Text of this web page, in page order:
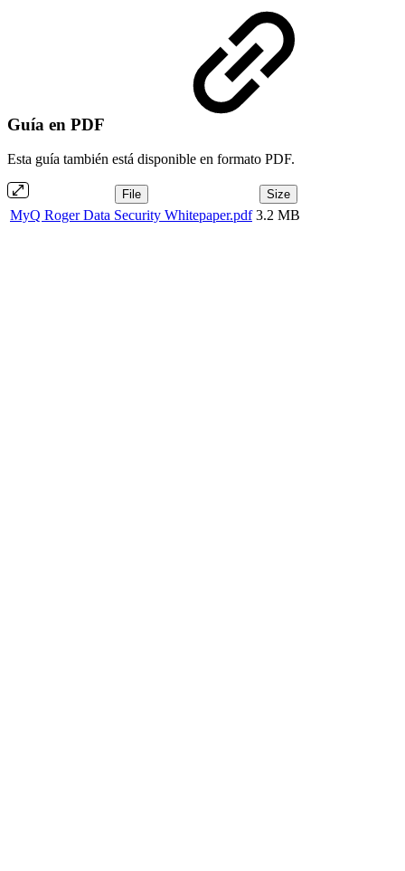
Guía en PDF
Esta guía también está disponible en formato PDF.
File Size
MyQ Roger Data Security Whitepaper.pdf 3.2 MB